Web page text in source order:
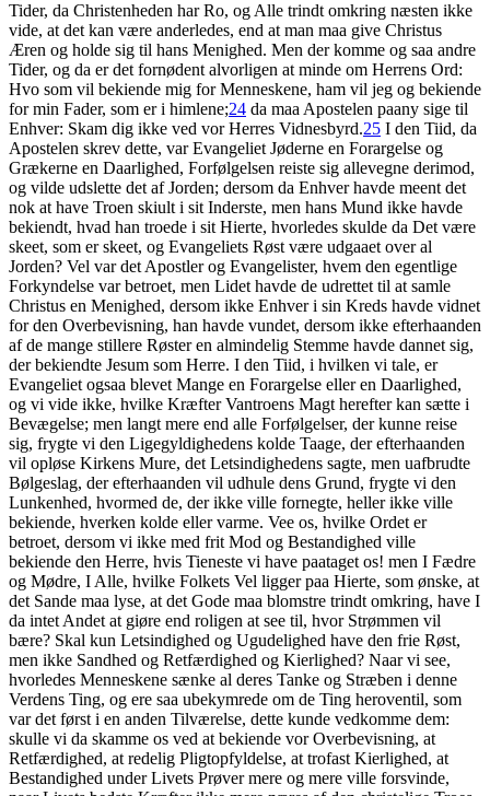
Tider, da Christenheden har Ro, og Alle trindt omkring næsten ikke
vide, at det kan være anderledes, end at man maa give Christus
Æren og holde sig til hans Menighed. Men der komme og saa andre
Tider, og da er det fornødent alvorligen at minde om Herrens Ord:
Hvo som vil bekiende mig for Menneskene, ham vil jeg og bekiende
for min Fader, som er i himlene;24 da maa Apostelen paany sige til
Enhver: Skam dig ikke ved vor Herres Vidnesbyrd.25 I den Tiid, da
Apostelen skrev dette, var Evangeliet Jøderne en Forargelse og
Grækerne en Daarlighed, Forfølgelsen reiste sig allevegne derimod,
og vilde udslette det af Jorden; dersom da Enhver havde meent det
nok at have Troen skiult i sit Inderste, men hans Mund ikke havde
bekiendt, hvad han troede i sit Hierte, hvorledes skulde da Det være
skeet, som er skeet, og Evangeliets Røst være udgaaet over al
Jorden? Vel var det Apostler og Evangelister, hvem den egentlige
Forkyndelse var betroet, men Lidet havde de udrettet til at samle
Christus en Menighed, dersom ikke Enhver i sin Kreds havde vidnet
for den Overbevisning, han havde vundet, dersom ikke efterhaanden
af de mange stillere Røster en almindelig Stemme havde dannet sig,
der bekiendte Jesum som Herre. I den Tiid, i hvilken vi tale, er
Evangeliet ogsaa blevet Mange en Forargelse eller en Daarlighed,
og vi vide ikke, hvilke Kræfter Vantroens Magt herefter kan sætte i
Bevægelse; men langt mere end alle Forfølgelser, der kunne reise
sig, frygte vi den Ligegyldighedens kolde Taage, der efterhaanden
vil opløse Kirkens Mure, det Letsindighedens sagte, men uafbrudte
Bølgeslag, der efterhaanden vil udhule dens Grund, frygte vi den
Lunkenhed, hvormed de, der ikke ville fornegte, heller ikke ville
bekiende, hverken kolde eller varme. Vee os, hvilke Ordet er
betroet, dersom vi ikke med frit Mod og Bestandighed ville
bekiende den Herre, hvis Tieneste vi have paataget os! men I Fædre
og Mødre, I Alle, hvilke Folkets Vel ligger paa Hierte, som ønske, at
det Sande maa lyse, at det Gode maa blomstre trindt omkring, have I
da intet Andet at giøre end roligen at see til, hvor Strømmen vil
bære? Skal kun Letsindighed og Ugudelighed have den frie Røst,
men ikke Sandhed og Retfærdighed og Kierlighed? Naar vi see,
hvorledes Menneskene sænke al deres Tanke og Stræben i denne
Verdens Ting, og ere saa ubekymrede om de Ting heroventil, som
var det først i en anden Tilværelse, dette kunde vedkomme dem:
skulle vi da skamme os ved at bekiende vor Overbevisning, at
Retfærdighed, at redelig Pligtopfyldelse, at trofast Kierlighed, at
Bestandighed under Livets Prøver mere og mere ville forsvinde,